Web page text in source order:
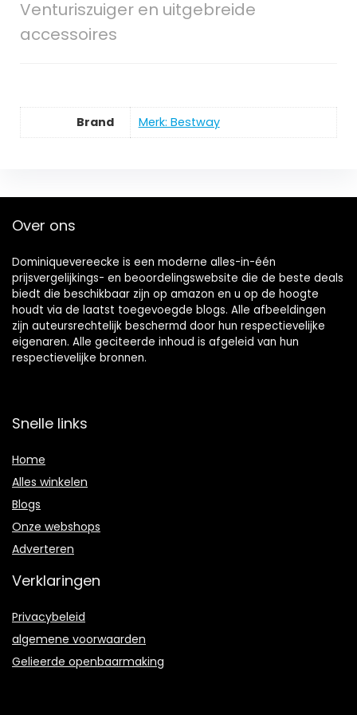
Venturiszuiger en uitgebreide
accessoires
Brand Merk: Bestway
Over ons
Dominiquevereecke is een moderne alles-in-één
prijsvergelijkings- en beoordelingswebsite die de beste deals
biedt die beschikbaar zijn op amazon en u op de hoogte
houdt via de laatst toegevoegde blogs. Alle afbeeldingen
zijn auteursrechtelijk beschermd door hun respectievelijke
eigenaren. Alle geciteerde inhoud is afgeleid van hun
respectievelijke bronnen.
Snelle links
Home
Alles winkelen
Blogs
Onze webshops
Adverteren
Verklaringen
Privacybeleid
algemene voorwaarden
Gelieerde openbaarmaking